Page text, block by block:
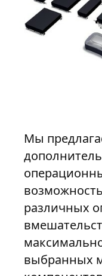
Мы
различных
выбранных